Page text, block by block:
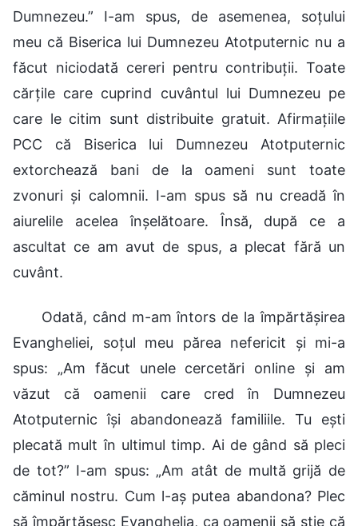
Dumnezeu.” I-am spus, de asemenea, soțului
meu că Biserica lui Dumnezeu Atotputernic nu a
făcut niciodată cereri pentru contribuții. Toate
cărțile care cuprind cuvântul lui Dumnezeu pe
care le citim sunt distribuite gratuit. Afirmațiile
PCC că Biserica lui Dumnezeu Atotputernic
extorchează bani de la oameni sunt toate
zvonuri și calomnii. I-am spus să nu creadă în
aiurelile acelea înșelătoare. Însă, după ce a
ascultat ce am avut de spus, a plecat fără un
cuvânt.
Odată, când m-am întors de la împărtășirea
Evangheliei, soțul meu părea nefericit și mi-a
spus: „Am făcut unele cercetări online și am
văzut că oamenii care cred în Dumnezeu
Atotputernic își abandonează familiile. Tu ești
plecată mult în ultimul timp. Ai de gând să pleci
de tot?” I-am spus: „Am atât de multă grijă de
căminul nostru. Cum l-aș putea abandona? Plec
să împărtășesc Evanghelia, ca oamenii să știe că